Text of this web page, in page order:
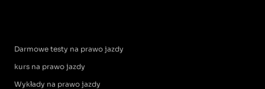
Darmowe testy na prawo jazdy
kurs na prawo jazdy
Wykłady na prawo jazdy